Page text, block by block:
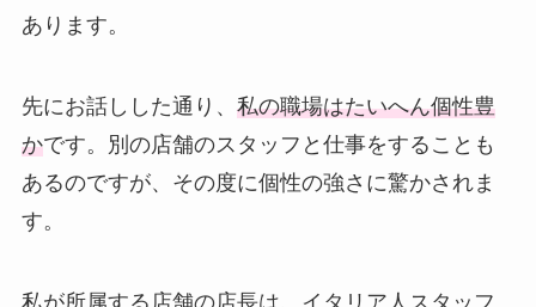
あります。
先にお話しした通り、 私の職場はたいへん個性豊
かです。別の店舗のスタッフと仕事をすることも
あるのですが、その度に個性の強さに驚かされま
す。
私が所属する店舗の店長は、イタリア人スタッフ